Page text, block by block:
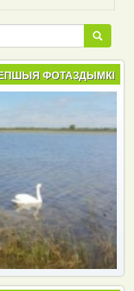
Пошук
Пошук
ФОТАЗДЫМКІ